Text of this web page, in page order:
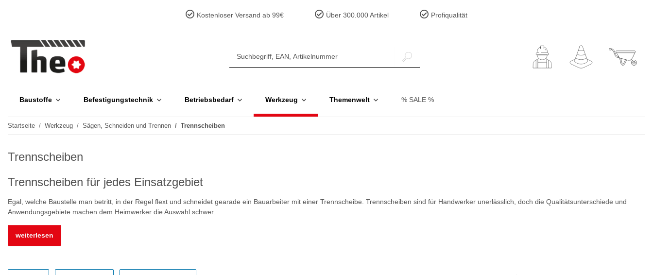
Kostenloser Versand ab 99€ Über 300.000 Artikel Profiqualität
Baustoffe Befestigungstechnik Betriebsbedarf Werkzeug Themenwelt % SALE %
Startseite Werkzeug Sägen, Schneiden und Trennen Trennscheiben
Trennscheiben
Trennscheiben für jedes Einsatzgebiet
Egal, welche Baustelle man betritt, in der Regel flext und schneidet gearade ein Bauarbeiter mit einer Trennscheibe. Trennscheiben sind für Handwerker unerlässlich, doch die Qualitätsunterschiede und
Anwendungsgebiete machen dem Heimwerker die Auswahl schwer.
weiterlesen